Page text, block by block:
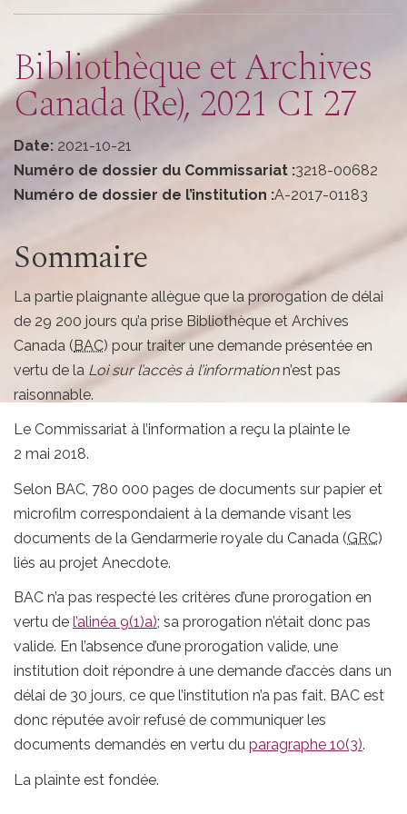
here
Bibliothèque et Archives
Canada (Re), 2021 CI 27
Date: 2021-10-21
Numéro de dossier du Commissariat :3218-00682
Numéro de dossier de l’institution :A-2017-01183
Sommaire
La partie plaignante allègue que la prorogation de délai
de 29 200 jours qu’a prise Bibliothèque et Archives
Canada (BAC) pour traiter une demande présentée en
vertu de la Loi sur l’accès à l’informationn’est pas
raisonnable.
Le Commissariat à l’information a reçu la plainte le
2 mai 2018.
Selon BAC, 780 000 pages de documents sur papier et
microfilm correspondaient à la demande visant les
documents de la Gendarmerie royale du Canada (GRC)
liés au projet Anecdote.
BAC n’a pas respecté les critères d’une prorogation en
vertu de l’alinéa 9(1)a); sa prorogation n’était donc pas
valide. En l’absence d’une prorogation valide, une
institution doit répondre à une demande d’accès dans un
délai de 30 jours, ce que l’institution n’a pas fait. BAC est
donc réputée avoir refusé de communiquer les
documents demandés en vertu du paragraphe 10(3).
La plainte est fondée.